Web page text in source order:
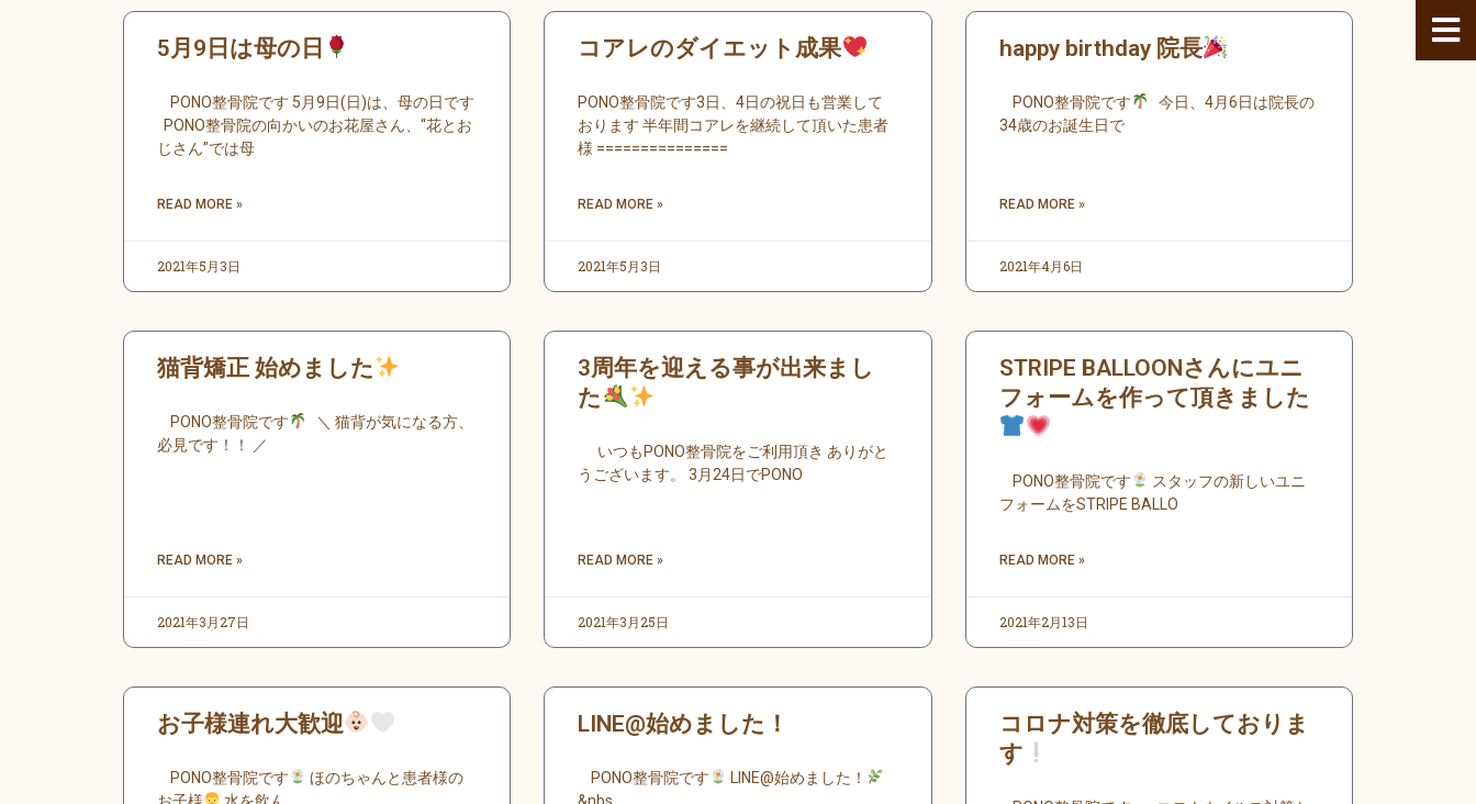
5月9日は母の日
PONO整骨院です 5月9日(日)は、母の日です
PONO整骨院の向かいのお花屋さん、“花とお
じさん”では母
READ MORE »
2021年5月3日
コアレのダイエット成果
PONO整骨院です3日、4日の祝日も営業して
おります 半年間コアレを継続して頂いた患者
様 ===============
READ MORE »
2021年5月3日
happy birthday 院長
PONO整骨院です
今日、4月6日は院長の
34歳のお誕生日で
READ MORE »
2021年4月6日
猫背矯正 始めました
PONO整骨院です
＼ 猫背が気になる方、
必見です！！ ／
READ MORE »
2021年3月27日
3周年を迎える事が出来まし
た
いつもPONO整骨院をご利用頂き ありがと
うございます。 3月24日でPONO
READ MORE »
2021年3月25日
STRIPE BALLOONさんにユニ
フォームを作って頂きました
PONO整骨院です
スタッフの新しいユニ
フォームをSTRIPE BALLO
READ MORE »
2021年2月13日
お子様連れ大歓迎
PONO整骨院です
ほのちゃんと患者様の
LINE@始めました！
PONO整骨院です
LINE@始めました！
コロナ対策を徹底しておりま
す
ー ー
ー
ー
ー
ー
ー
ー
ー